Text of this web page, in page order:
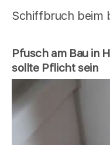
Schiffbruch beim
Pfusch am Bau in
sollte Pflicht sein